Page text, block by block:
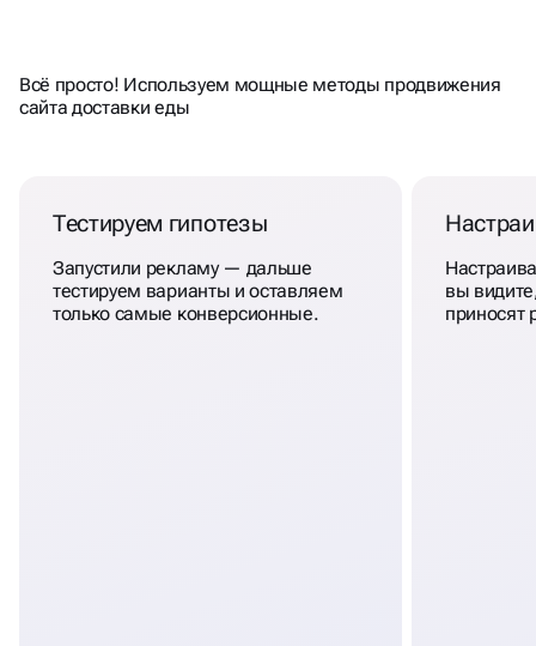
Всё просто! Используем мощные методы продвижения
сайта доставки еды
Тестируем гипотезы
Запустили рекламу — дальше
тестируем варианты и оставляем
только самые конверсионные.
вы
приносят